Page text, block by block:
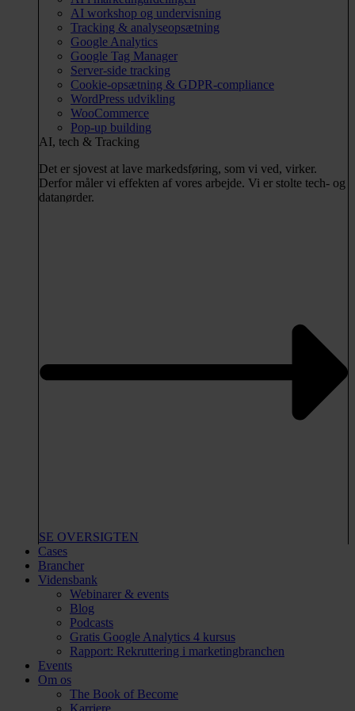
AI workshop og undervisning
Tracking & analyseopsætning
Google Analytics
Google Tag Manager
Server-side tracking
Cookie-opsætning & GDPR-compliance
WordPress udvikling
WooCommerce
Pop-up building
AI, tech & Tracking
Det er sjovest at lave markedsføring, som vi ved, virker.
Derfor måler vi effekten af vores arbejde. Vi er stolte tech- og
datanørder.
SE OVERSIGTEN
Cases
Brancher
Vidensbank
Webinarer & events
Blog
Podcasts
Gratis Google Analytics 4 kursus
Rapport: Rekruttering i marketingbranchen
Events
Om os
The Book of Become
Karriere